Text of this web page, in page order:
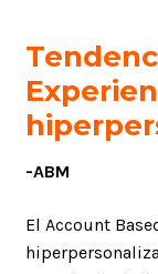
-ABM
El Account